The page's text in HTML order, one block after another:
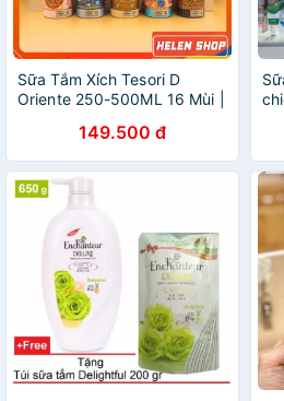
Sữa Tắm Xích Tesori D
Oriente 250-500ML 16 Mùi |
Ẩm, Sữa Tắm Lưu Hương,
Sữa Tắm Trắng Da
149.500 đ